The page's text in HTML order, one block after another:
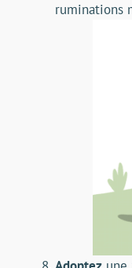
ruminations